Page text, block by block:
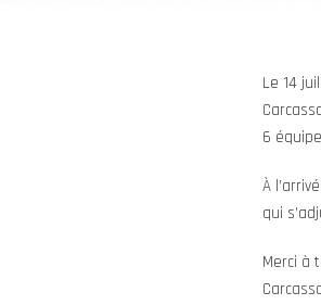
Le 14
6
À
qui
Merci à